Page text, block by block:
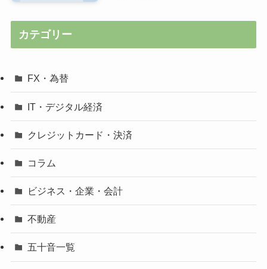
カテゴリー
FX・為替
IT・デジタル経済
クレジットカード・決済
コラム
ビジネス・企業・会計
不動産
五十音一覧